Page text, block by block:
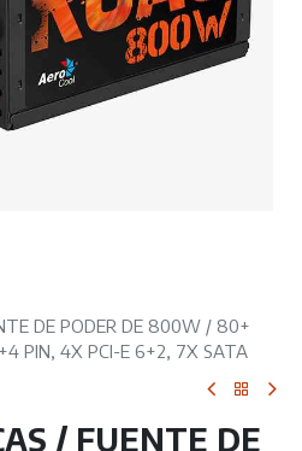
DE PODER DE 800W / 80+
PIN, 4X PCI-E 6+2, 7X SATA
/ FUENTE DE